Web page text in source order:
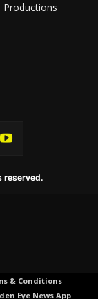
Productions
reserved.
& Conditions
Eye News App